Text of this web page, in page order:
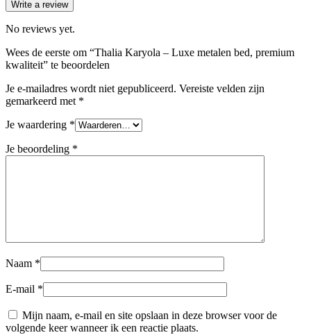
Write a review
No reviews yet.
Wees de eerste om “Thalia Karyola – Luxe metalen bed, premium
kwaliteit” te beoordelen
Je e-mailadres wordt niet gepubliceerd. Vereiste velden zijn
gemarkeerd met *
Je waardering *
Je beoordeling *
Naam *
E-mail *
Mijn naam, e-mail en site opslaan in deze browser voor de
volgende keer wanneer ik een reactie plaats.